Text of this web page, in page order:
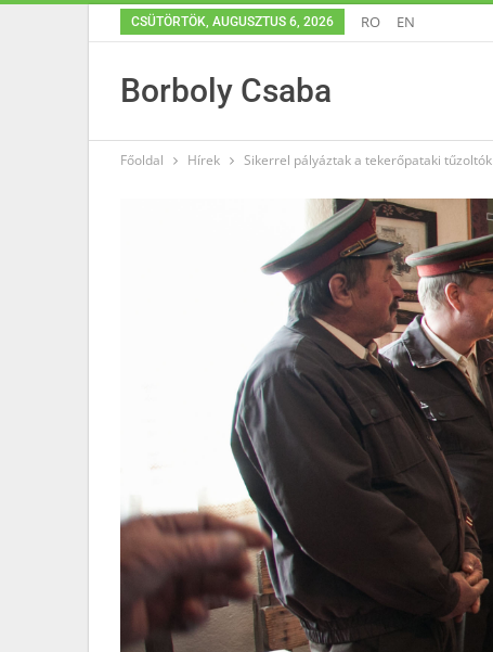
CSÜTÖRTÖK, AUGUSZTUS 6, 2026 RO EN
Borboly Csaba
Főoldal Hírek Sikerrel pályáztak a tekerőpataki tűzoltók